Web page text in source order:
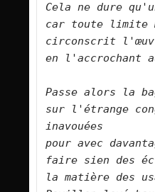
Cela ne dure
car toute limite
circonscrit
en l'accrochant
Passe alors la
sur l'étrange
inavouées
pour avec
faire sien des
la matière des